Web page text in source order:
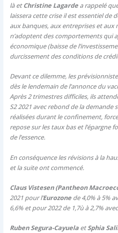
là etChristine Lagarde a rappelé
laissera cette crise il est essentiel de
aux banques, aux entreprises et aux
n’adoptent des comportements qui
économique (baisse de
durcissement des conditions de
Devant ce dilemme, les
dès le lendemain de l’annonce du
Après 2 trimestres difficiles, ils
S2 2021 avec rebond de la demande
réalisées durant le confinement,
repose sur les taux bas et l’épargne
de l’essence.
En conséquence les révisions à la
et la suite ont commencé.
Claus Vistesen (Pantheon
2021 pour l’Eurozone de 4,0% à 5%
6,6% et pour 2022 de 1,7ù à 2,7%
Ruben Segura-Cayuela etSphia